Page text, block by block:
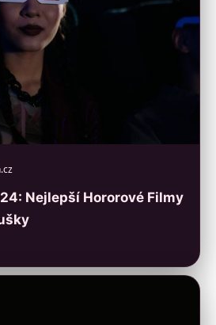
Nejlepší Hororové Filmy